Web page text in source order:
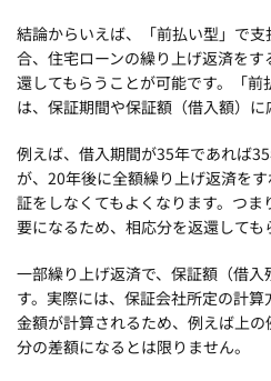
結論からいえば、「前払い型」で
合、住宅ローンの繰り上げ返済を
還してもらうことが可能です。「
は、保証期間や保証額（借入額）に
例えば、借入期間が35年であれば
が、20年後に全額繰り上げ返済を
証をしなくてもよくなります。つ
要になるため、相応分を返還しても
一部繰り上げ返済で、保証額（借
す。実際には、保証会社所定の計
金額が計算されるため、例えば上
分の差額になるとは限りません。